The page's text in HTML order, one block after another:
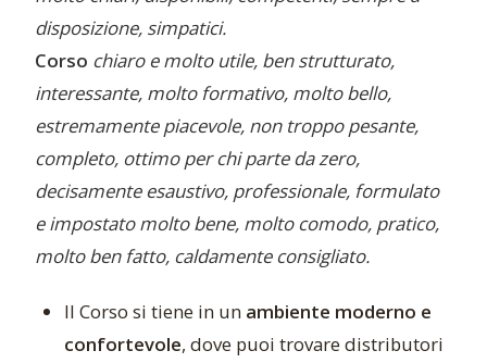
disposizione, simpatici.
Corso chiaro e molto utile, ben strutturato,
interessante, molto formativo, molto bello,
estremamente piacevole, non troppo pesante,
completo, ottimo per chi parte da zero,
decisamente esaustivo, professionale, formulato
e impostato molto bene, molto comodo, pratico,
molto ben fatto, caldamente consigliato.
Il Corso si tiene in un ambiente moderno e
confortevole, dove puoi trovare distributori